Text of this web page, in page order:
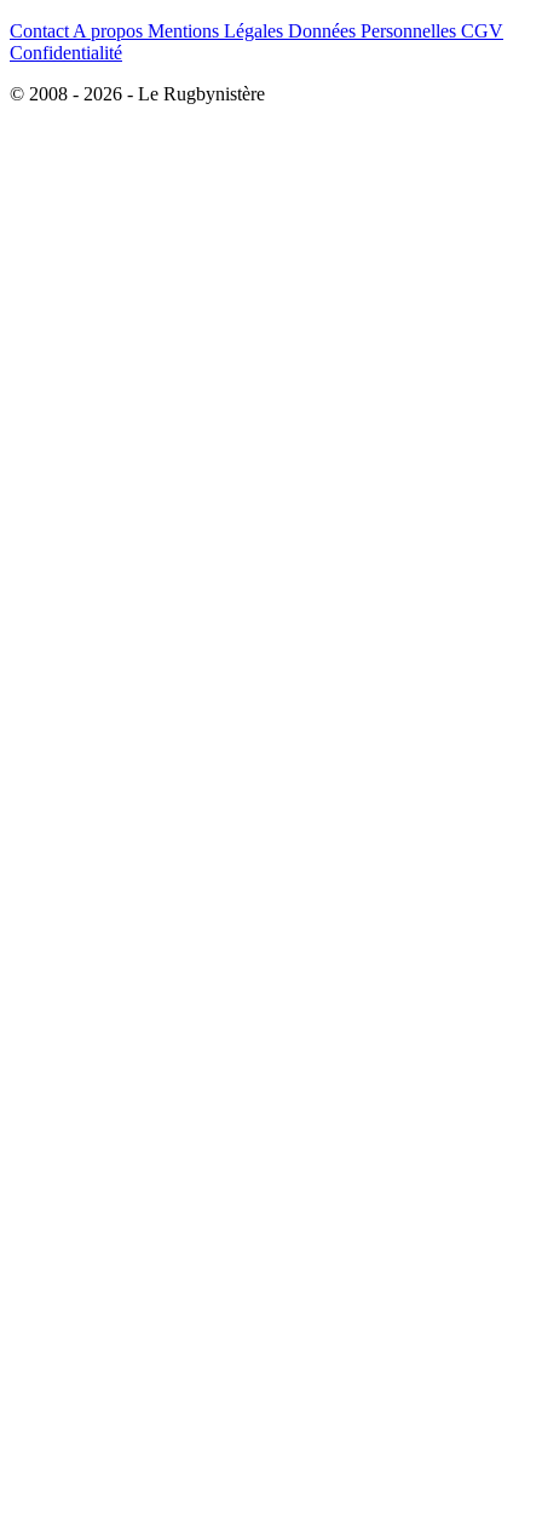
Contact A propos Mentions Légales Données Personnelles CGV
Confidentialité
© 2008 - 2026 - Le Rugbynistère